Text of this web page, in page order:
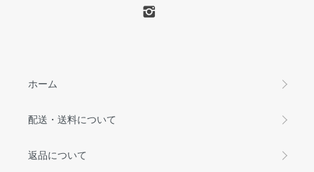
ホーム
配送・送料について
返品について